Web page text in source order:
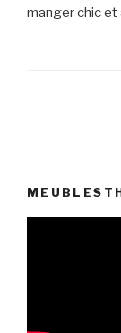
manger chic et